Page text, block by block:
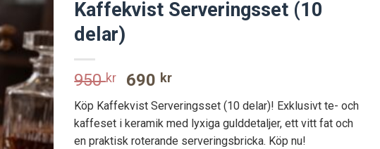
Kaffekvist Serveringsset (10
delar)
950kr
Original
price
was:
950 kr.
690 krCurrent
price
is:
690 kr.
Köp Kaffekvist Serveringsset (10 delar)! Exklusivt te- och
kaffeset i keramik med lyxiga gulddetaljer, ett vitt fat och
en praktisk roterande serveringsbricka. Köp nu!